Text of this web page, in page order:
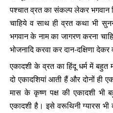
पश्चात व्रत का संकल्प लेकर भगवान
चाहिये व साथ ही व्रत कथा भी
भगवान के नाम का जागरण करना
भोजनादि करवा कर दान-दक्षिणा
एकादशी के व्रत का हिंदू धर्म में बहुत
दो एकादशियां आती हैं और दोनों ही
मास के कृष्ण पक्ष की एकादशी भी
एकादशी है। इसे वरूथिनी ग्यारस